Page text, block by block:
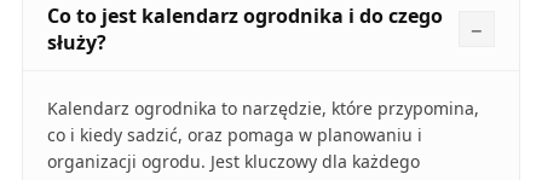
Co to jest kalendarz ogrodnika i do czego
służy?
Kalendarz ogrodnika to narzędzie, które przypomina,
co i kiedy sadzić, oraz pomaga w planowaniu i
organizacji ogrodu. Jest kluczowy dla każdego